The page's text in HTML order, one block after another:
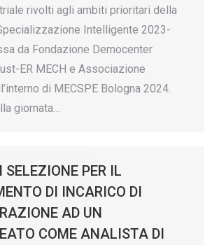
rivolti agli ambiti prioritari della
Intelligente 2023-
da Fondazione Democenter
ER MECH e Associazione
di MECSPE Bologna 2024.
giornata…
SELEZIONE PER IL
DI INCARICO DI
AD UN
COME ANALISTA DI